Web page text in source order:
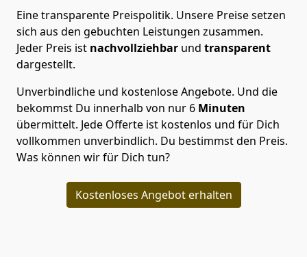
Eine transparente Preispolitik. Unsere Preise setzen
sich aus den gebuchten Leistungen zusammen.
Jeder Preis ist nachvollziehbar und transparent
dargestellt.
Unverbindliche und kostenlose Angebote. Und die
bekommst Du innerhalb von nur 6 Minuten
übermittelt. Jede Offerte ist kostenlos und für Dich
vollkommen unverbindlich. Du bestimmst den Preis.
Was können wir für Dich tun?
Kostenloses Angebot erhalten